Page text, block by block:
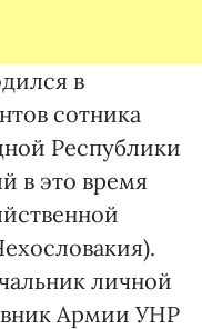
в
сотника
Республики
в это время
личной
Армии УНР